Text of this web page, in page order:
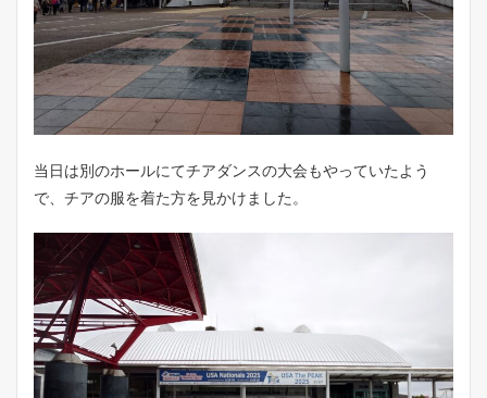
当日は別のホールにてチアダンスの大会もやっていたよう
で、チアの服を着た方を見かけました。